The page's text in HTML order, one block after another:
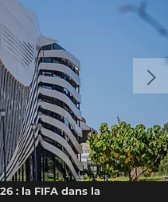
: la FIFA dans la